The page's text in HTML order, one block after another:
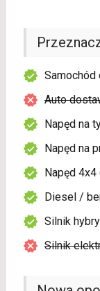
Auto
Napęd na
Napęd na
Napęd 4x4
Diesel /
Silnik
Silnik